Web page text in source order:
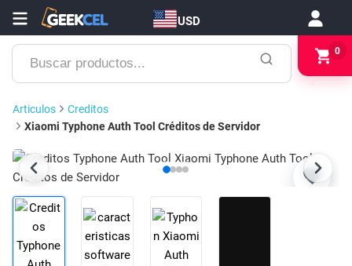
USD
Buscar
productos...
0
Articulos
Creditos
Xiaomi Typhone Auth Tool Créditos de Servidor